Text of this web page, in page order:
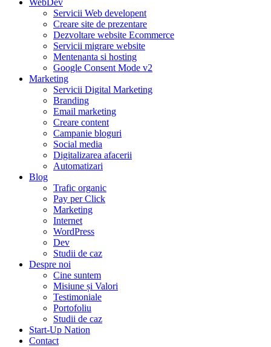
WebDev
Servicii Web developent
Creare site de prezentare
Dezvoltare website Ecommerce
Servicii migrare website
Mentenanta si hosting
Google Consent Mode v2
Marketing
Servicii Digital Marketing
Branding
Email marketing
Creare content
Campanie bloguri
Social media
Digitalizarea afacerii
Automatizari
Blog
Trafic organic
Pay per Click
Marketing
Internet
WordPress
Dev
Studii de caz
Despre noi
Cine suntem
Misiune și Valori
Testimoniale
Portofoliu
Studii de caz
Start-Up Nation
Contact